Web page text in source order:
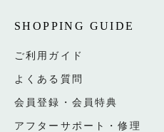
SHOPPING GUIDE
ご利用ガイド
よくある質問
会員登録・会員特典
アフターサポート・修理